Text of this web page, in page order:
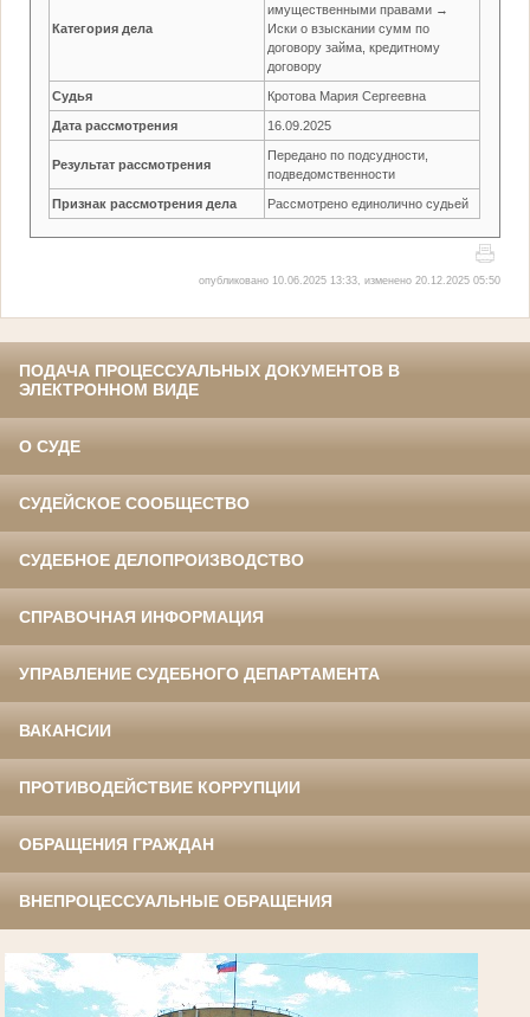
Категория дела
имущественными правами →
Иски о взыскании сумм по
договору займа, кредитному
договору
Судья Кротова Мария Сергеевна
Дата рассмотрения 16.09.2025
Результат рассмотрения
Передано по подсудности,
подведомственности
Признак рассмотрения дела Рассмотрено единолично судьей
опубликовано 10.06.2025 13:33, изменено 20.12.2025 05:50
ПОДАЧА ПРОЦЕССУАЛЬНЫХ ДОКУМЕНТОВ В
ЭЛЕКТРОННОМ ВИДЕ
О СУДЕ
СУДЕЙСКОЕ СООБЩЕСТВО
СУДЕБНОЕ ДЕЛОПРОИЗВОДСТВО
СПРАВОЧНАЯ ИНФОРМАЦИЯ
УПРАВЛЕНИЕ СУДЕБНОГО ДЕПАРТАМЕНТА
ВАКАНСИИ
ПРОТИВОДЕЙСТВИЕ КОРРУПЦИИ
ОБРАЩЕНИЯ ГРАЖДАН
ВНЕПРОЦЕССУАЛЬНЫЕ ОБРАЩЕНИЯ